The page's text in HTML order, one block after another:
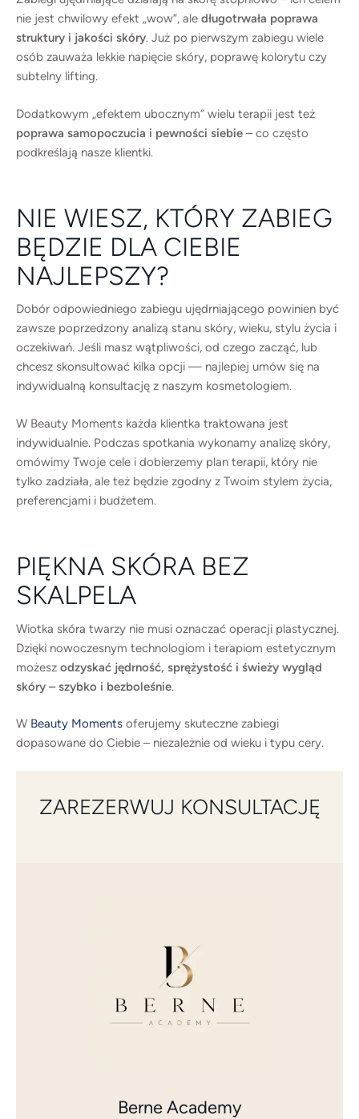
nie jest chwilowy efekt „wow”, ale długotrwała poprawa
struktury i jakości skóry. Już po pierwszym zabiegu wiele
osób zauważa lekkie napięcie skóry, poprawę kolorytu czy
subtelny lifting.
Dodatkowym „efektem ubocznym” wielu terapii jest też
poprawa samopoczucia i pewności siebie – co często
podkreślają nasze klientki.
NIE WIESZ, KTÓRY ZABIEG
BĘDZIE DLA CIEBIE
NAJLEPSZY?
Dobór odpowiedniego zabiegu ujędrniającego powinien być
zawsze poprzedzony analizą stanu skóry, wieku, stylu życia i
oczekiwań. Jeśli masz wątpliwości, od czego zacząć, lub
chcesz skonsultować kilka opcji — najlepiej umów się na
indywidualną konsultację z naszym kosmetologiem.
W Beauty Moments każda klientka traktowana jest
indywidualnie. Podczas spotkania wykonamy analizę skóry,
omówimy Twoje cele i dobierzemy plan terapii, który nie
tylko zadziała, ale też będzie zgodny z Twoim stylem życia,
preferencjami i budżetem.
PIĘKNA SKÓRA BEZ
SKALPELA
Wiotka skóra twarzy nie musi oznaczać operacji plastycznej.
Dzięki nowoczesnym technologiom i terapiom estetycznym
możesz odzyskać jędrność, sprężystość i świeży wygląd
skóry – szybko i bezboleśnie.
W Beauty Moments oferujemy skuteczne zabiegi
dopasowane do Ciebie – niezależnie od wieku i typu cery.
ZAREZERWUJ KONSULTACJĘ
Berne Academy